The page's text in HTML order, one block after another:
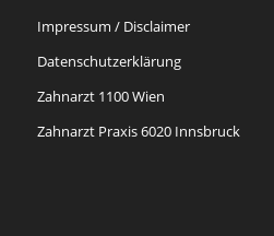
Impressum / Disclaimer
Datenschutzerklärung
Zahnarzt 1100 Wien
Zahnarzt Praxis 6020 Innsbruck